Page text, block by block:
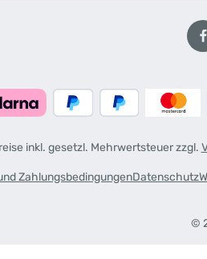
inkl. gesetzl. Mehrwertsteuer zzgl.
©
ZahlungsbedingungenDatenschutz